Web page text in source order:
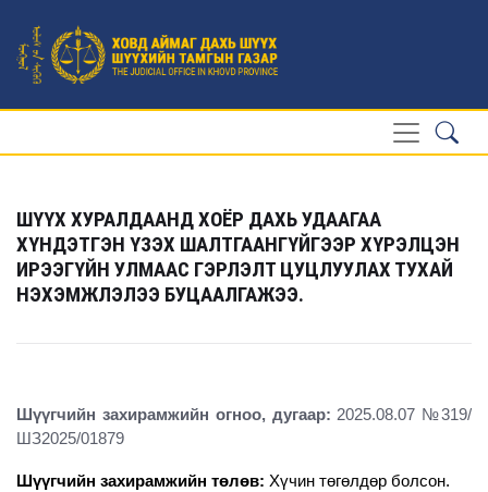
ШҮҮХ ХУРАЛДААНД ХОЁР ДАХЬ УДААГАА
ХҮНДЭТГЭН ҮЗЭХ ШАЛТГААНГҮЙГЭЭР ХҮРЭЛЦЭН
ИРЭЭГҮЙН УЛМААС ГЭРЛЭЛТ ЦУЦЛУУЛАХ ТУХАЙ
НЭХЭМЖЛЭЛЭЭ БУЦААЛГАЖЭЭ.
Шүүгчийн захирамжийн огноо, дугаар: 2025.08.07 №319/
ШЗ2025/01879
Шүүгчийн захирамжийн төлөв: Хүчин төгөлдөр болсон.